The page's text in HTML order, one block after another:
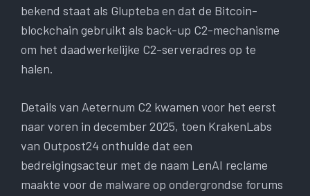
bekend staat als Glupteba en dat de Bitcoin-
blockchain gebruikt als back-up C2-mechanisme
om het daadwerkelijke C2-serveradres op te
halen.
Details van Aeternum C2 kwamen voor het eerst
naar voren in december 2025, toen KrakenLabs
van Outpost24 onthulde dat een
bedreigingsacteur met de naam LenAI reclame
maakte voor de malware op ondergrondse forums